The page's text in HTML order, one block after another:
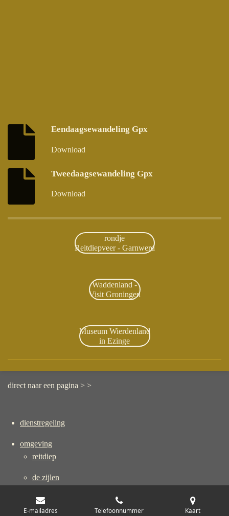
Eendaagsewandeling Gpx
Download
Tweedaagsewandeling Gpx
Download
rondje
Reitdiepveer - Garnwerd
Waddenland -
Visit Groningen
Museum Wierdenland
in Ezinge
direct naar een pagina > >
dienstregeling
omgeving
reitdiep
de zijlen
wandel(routes)
E-mailadres Telefoonnummer Kaart